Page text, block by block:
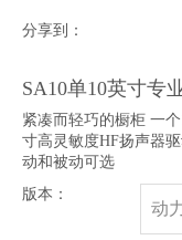
分享到：
SA10单10英寸专
紧凑而轻巧的橱柜 一
寸高灵敏度HF扬声器
动和被动可选
版本：
动